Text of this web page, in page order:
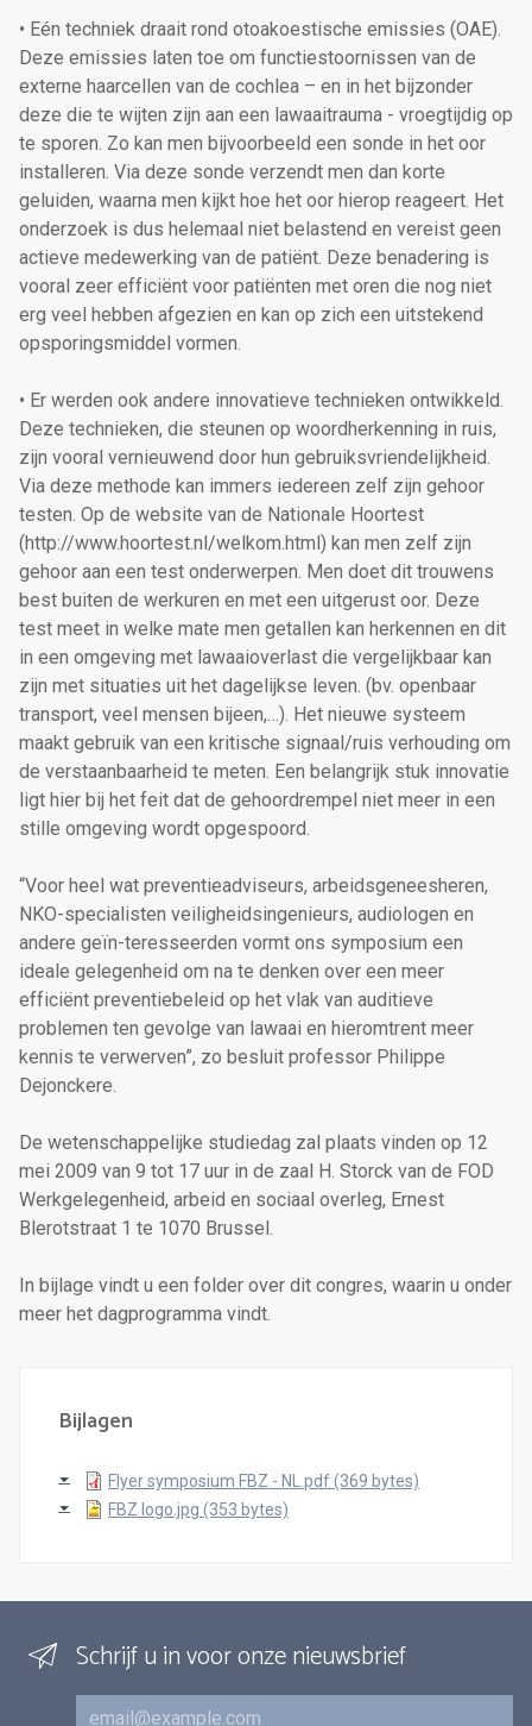
• Eén techniek draait rond otoakoestische emissies (OAE).
Deze emissies laten toe om functiestoornissen van de
externe haarcellen van de cochlea – en in het bijzonder
deze die te wijten zijn aan een lawaaitrauma - vroegtijdig op
te sporen. Zo kan men bijvoorbeeld een sonde in het oor
installeren. Via deze sonde verzendt men dan korte
geluiden, waarna men kijkt hoe het oor hierop reageert. Het
onderzoek is dus helemaal niet belastend en vereist geen
actieve medewerking van de patiënt. Deze benadering is
vooral zeer efficiënt voor patiënten met oren die nog niet
erg veel hebben afgezien en kan op zich een uitstekend
opsporingsmiddel vormen.
• Er werden ook andere innovatieve technieken ontwikkeld.
Deze technieken, die steunen op woordherkenning in ruis,
zijn vooral vernieuwend door hun gebruiksvriendelijkheid.
Via deze methode kan immers iedereen zelf zijn gehoor
testen. Op de website van de Nationale Hoortest
(http://www.hoortest.nl/welkom.html) kan men zelf zijn
gehoor aan een test onderwerpen. Men doet dit trouwens
best buiten de werkuren en met een uitgerust oor. Deze
test meet in welke mate men getallen kan herkennen en dit
in een omgeving met lawaaioverlast die vergelijkbaar kan
zijn met situaties uit het dagelijkse leven. (bv. openbaar
transport, veel mensen bijeen,…). Het nieuwe systeem
maakt gebruik van een kritische signaal/ruis verhouding om
de verstaanbaarheid te meten. Een belangrijk stuk innovatie
ligt hier bij het feit dat de gehoordrempel niet meer in een
stille omgeving wordt opgespoord.
“Voor heel wat preventieadviseurs, arbeidsgeneesheren,
NKO-specialisten veiligheidsingenieurs, audiologen en
andere geïn-teresseerden vormt ons symposium een
ideale gelegenheid om na te denken over een meer
efficiënt preventiebeleid op het vlak van auditieve
problemen ten gevolge van lawaai en hieromtrent meer
kennis te verwerven”, zo besluit professor Philippe
Dejonckere.
De wetenschappelijke studiedag zal plaats vinden op 12
mei 2009 van 9 tot 17 uur in de zaal H. Storck van de FOD
Werkgelegenheid, arbeid en sociaal overleg, Ernest
Blerotstraat 1 te 1070 Brussel.
In bijlage vindt u een folder over dit congres, waarin u onder
meer het dagprogramma vindt.
Bijlagen
Flyer symposium FBZ - NL.pdf (369 bytes)
FBZ logo.jpg (353 bytes)
Schrijf u in voor onze nieuwsbrief
E-mail